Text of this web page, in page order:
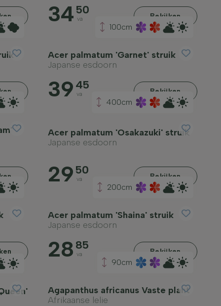
34 50
va Bekijken
100cm
Acer palmatum 'Garnet' struik
Japanse esdoorn
39 45
va Bekijken
400cm
Acer palmatum 'Osakazuki' struik
Japanse esdoorn
29 50
va Bekijken
200cm
Acer palmatum 'Shaina' struik
Japanse esdoorn
28 85
va Bekijken
90cm
Agapanthus africanus Vaste plant
Afrikaanse lelie